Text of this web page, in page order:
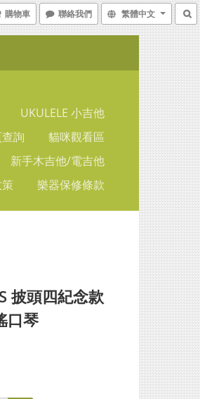
購物車 聯絡我們 繁體中文
UKULELE 小吉他
詢
貓咪觀看區
新手木吉他/電吉他
樂器保修條款
披頭四紀念款
口琴